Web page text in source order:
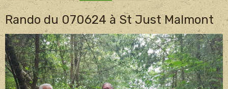
Rando du 070624 à St Just Malmont